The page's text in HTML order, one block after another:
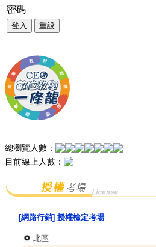
密碼
登入 重設
總瀏覽人數：
目前線上人數：
[網路行銷] 授權檢定考場
北區